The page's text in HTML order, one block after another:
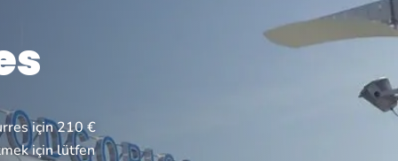
için 210 €
için lütfen